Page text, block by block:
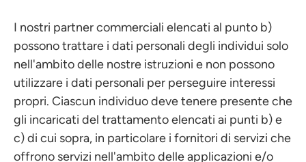
I nostri partner commerciali elencati al punto b)
possono trattare i dati personali degli individui solo
nell'ambito delle nostre istruzioni e non possono
utilizzare i dati personali per perseguire interessi
propri. Ciascun individuo deve tenere presente che
gli incaricati del trattamento elencati ai punti b) e
c) di cui sopra, in particolare i fornitori di servizi che
offrono servizi nell'ambito delle applicazioni e/o